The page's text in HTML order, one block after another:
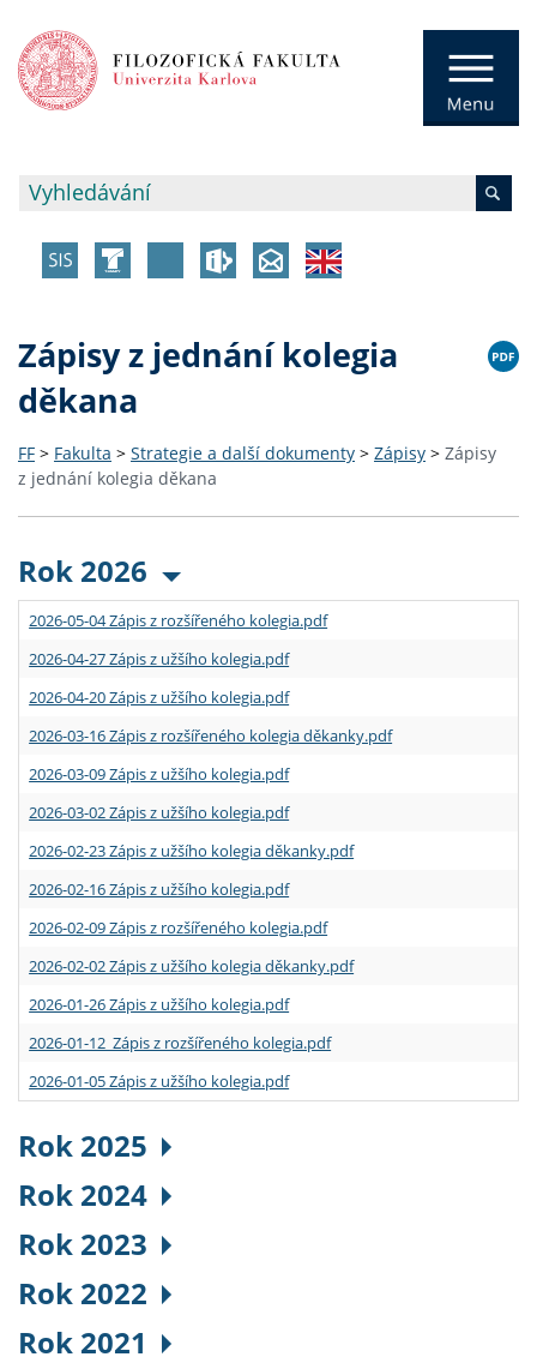
Zápisy z jednání kolegia
děkana
FF > Fakulta > Strategie a další dokumenty > Zápisy > Zápisy
z jednání kolegia děkana
Rok 2026
2026-05-04 Zápis z rozšířeného kolegia.pdf
2026-04-27 Zápis z užšího kolegia.pdf
2026-04-20 Zápis z užšího kolegia.pdf
2026-03-16 Zápis z rozšířeného kolegia děkanky.pdf
2026-03-09 Zápis z užšího kolegia.pdf
2026-03-02 Zápis z užšího kolegia.pdf
2026-02-23 Zápis z užšího kolegia děkanky.pdf
2026-02-16 Zápis z užšího kolegia.pdf
2026-02-09 Zápis z rozšířeného kolegia.pdf
2026-02-02 Zápis z užšího kolegia děkanky.pdf
2026-01-26 Zápis z užšího kolegia.pdf
2026-01-12 Zápis z rozšířeného kolegia.pdf
2026-01-05 Zápis z užšího kolegia.pdf
Rok 2025
Rok 2024
Rok 2023
Rok 2022
Rok 2021